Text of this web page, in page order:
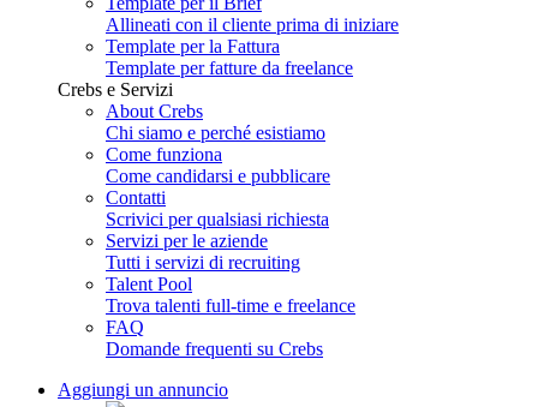
Allineati con il cliente prima di iniziare
Template per la Fattura
Template per fatture da freelance
Crebs e Servizi
About Crebs
Chi siamo e perché esistiamo
Come funziona
Come candidarsi e pubblicare
Contatti
Scrivici per qualsiasi richiesta
Servizi per le aziende
Tutti i servizi di recruiting
Talent Pool
Trova talenti full-time e freelance
FAQ
Domande frequenti su Crebs
Aggiungi un annuncio